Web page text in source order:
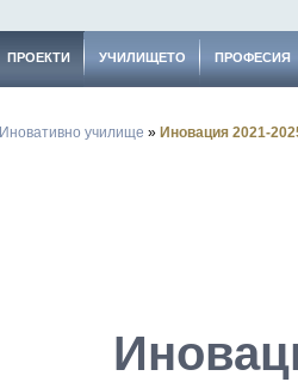
ПРОЕКТИ УЧИЛИЩЕТО ПРОФЕСИЯ
Иновативно училище » Иновация 2021-